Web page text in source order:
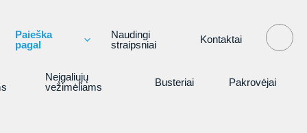
Paieška
pagal
Naudingi
straipsniai
Kontaktai
Neįgaliųjų
vežimėliams
Busteriai Pakrovėjai